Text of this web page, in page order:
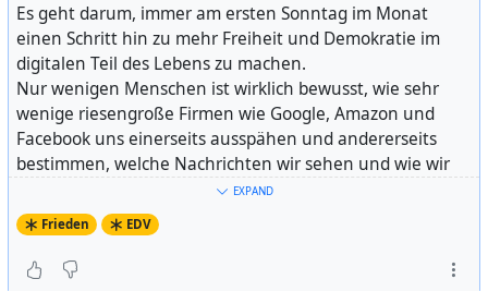
Es geht darum, immer am ersten Sonntag im Monat
einen Schritt hin zu mehr Freiheit und Demokratie im
digitalen Teil des Lebens zu machen.
Nur wenigen Menschen ist wirklich bewusst, wie sehr
wenige riesengroße Firmen wie Google, Amazon und
Facebook uns einerseits ausspähen und andererseits
bestimmen, welche Nachrichten wir sehen und wie wir
Es gibt Alternativen!
Auf der zugehörigen Internetseite
man einfache Rezepte zum Wechsel von en großen
EXPAND
Frieden EDV